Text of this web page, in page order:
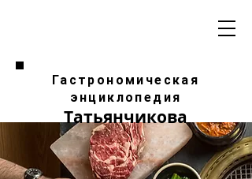
Гастрономическая
энциклопедия
Татьянчикова